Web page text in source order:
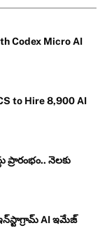
Codex Micro AI
to Hire 8,900 AI
ప్రారంభం.. నెలకు
AI ఇమేజ్